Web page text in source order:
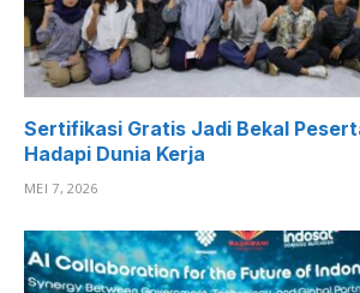
Sertifikasi Gratis Jadi Bekal
Hadapi Dunia Kerja
MEI 7, 2026